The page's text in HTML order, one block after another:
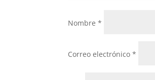
Nombre*
Correo electrónico*